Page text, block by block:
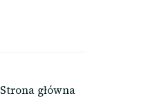
Strona główna